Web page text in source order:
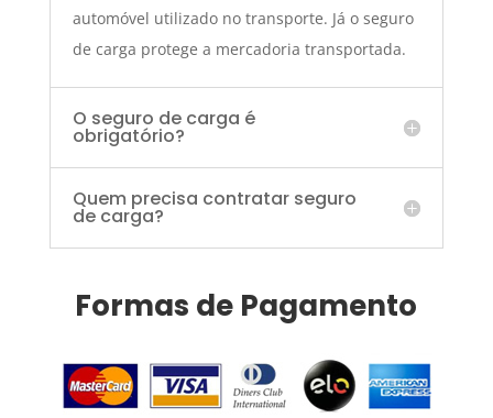
automóvel utilizado no transporte. Já o seguro
de carga protege a mercadoria transportada.
O seguro de carga é
obrigatório?
Quem precisa contratar seguro
de carga?
Formas de Pagamento